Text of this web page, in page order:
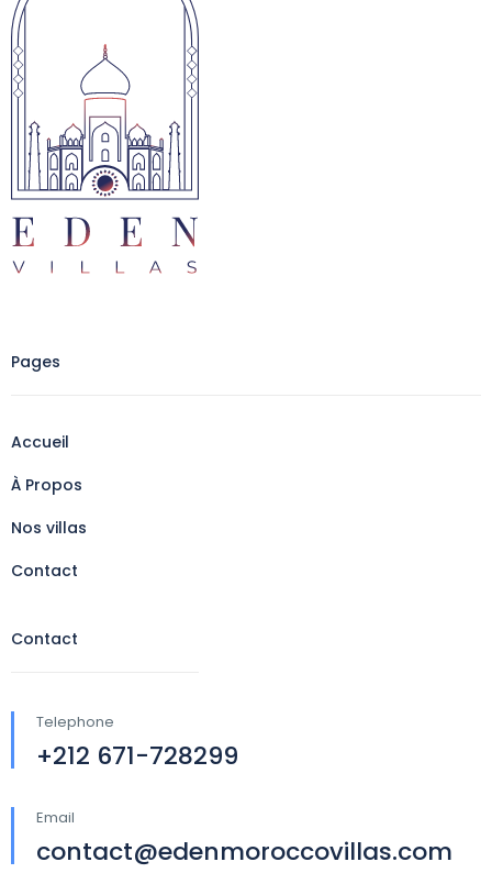
Pages
Accueil
À Propos
Nos villas
Contact
Contact
Telephone
+212 671-728299
Email
contact@edenmoroccovillas.com